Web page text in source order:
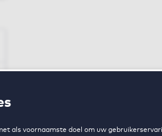
als voornaamste doel om uw